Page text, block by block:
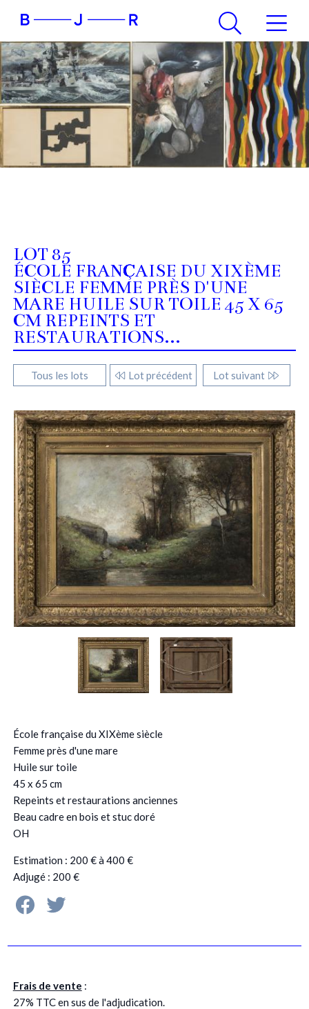
LOT 85
ÉCOLE FRANÇAISE DU XIXÈME
SIÈCLE FEMME PRÈS D'UNE
MARE HUILE SUR TOILE 45 X 65
CM REPEINTS ET
RESTAURATIONS...
Tous les lots Lot précédent Lot suivant
École française du XIXème siècle
Femme près d'une mare
Huile sur toile
45 x 65 cm
Repeints et restaurations anciennes
Beau cadre en bois et stuc doré
OH
Estimation : 200 € à 400 €
Adjugé : 200 €
Frais de vente :
27% TTC en sus de l'adjudication.